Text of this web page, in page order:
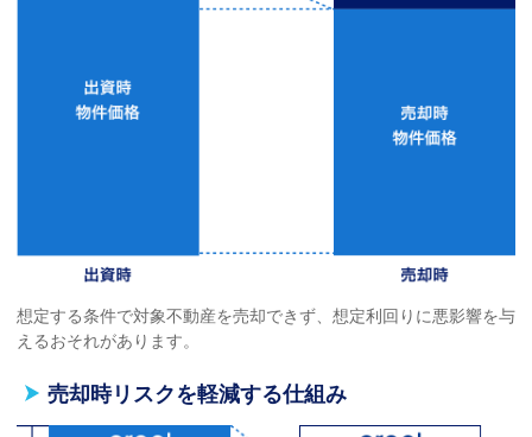
想定する条件で対象不動産を売却できず、想定利回りに悪影響を与
えるおそれがあります。
売却時リスクを軽減する仕組み